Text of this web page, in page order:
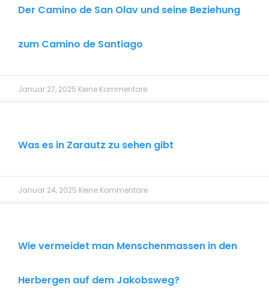
Der Camino de San Olav und seine Beziehung
zum Camino de Santiago
Januar 27, 2025 Keine Kommentare
Was es in Zarautz zu sehen gibt
Januar 24, 2025 Keine Kommentare
Wie vermeidet man Menschenmassen in den
Herbergen auf dem Jakobsweg?